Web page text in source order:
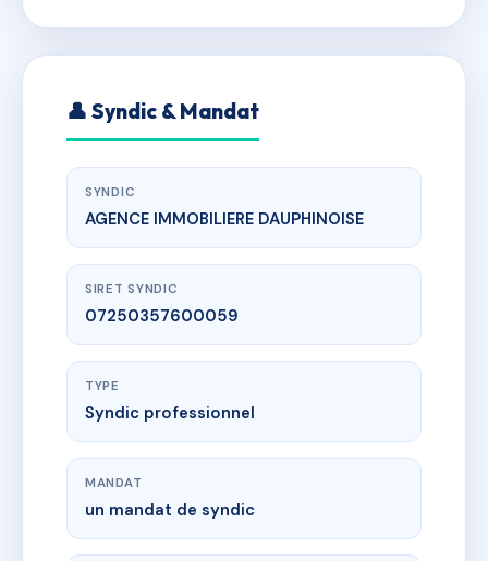
👤 Syndic & Mandat
SYNDIC
AGENCE IMMOBILIERE DAUPHINOISE
SIRET SYNDIC
07250357600059
TYPE
Syndic professionnel
MANDAT
un mandat de syndic